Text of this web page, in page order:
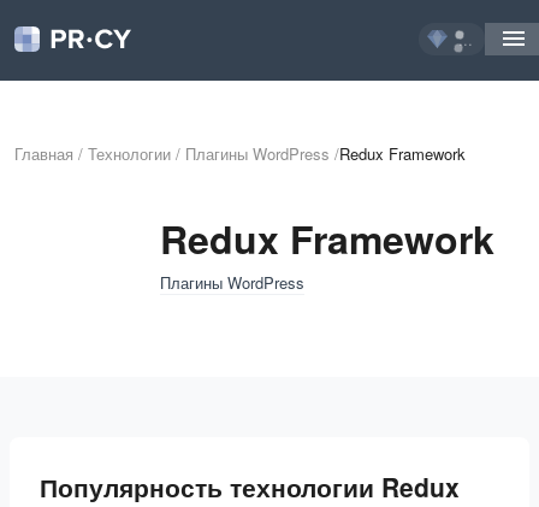
...
Главная / Технологии / Плагины WordPress /Redux Framework
Redux Framework
Плагины WordPress
Популярность технологии Redux